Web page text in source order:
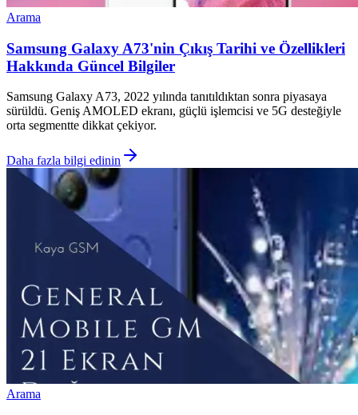
Arama
Samsung Galaxy A73'nin Çıkış Tarihi ve Özellikleri
Hakkında Güncel Bilgiler
Samsung Galaxy A73, 2022 yılında tanıtıldıktan sonra piyasaya
sürüldü. Geniş AMOLED ekranı, güçlü işlemcisi ve 5G desteğiyle
orta segmentte dikkat çekiyor.
Daha fazla bilgi edinin
Arama